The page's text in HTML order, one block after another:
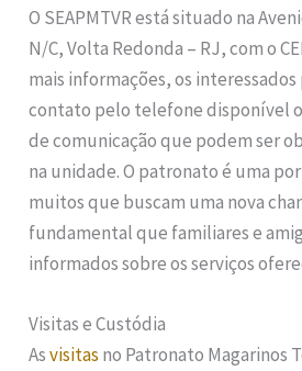
O SEAPMTVR está situado na
N/C, Volta Redonda – RJ, com o
mais informações, os
contato pelo telefone disponível
de comunicação que podem ser
na unidade. O patronato é uma
muitos que buscam uma nova
fundamental que familiares e
informados sobre os serviços
Visitas e Custódia
Asvisitas no Patronato Magarinos